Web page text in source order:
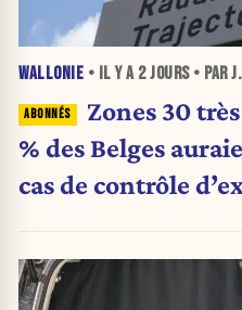
WALLONIE • IL Y A 2 JOURS• PAR
Zones 30
% des Belges
cas de contrôle